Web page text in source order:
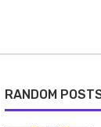
RANDOM